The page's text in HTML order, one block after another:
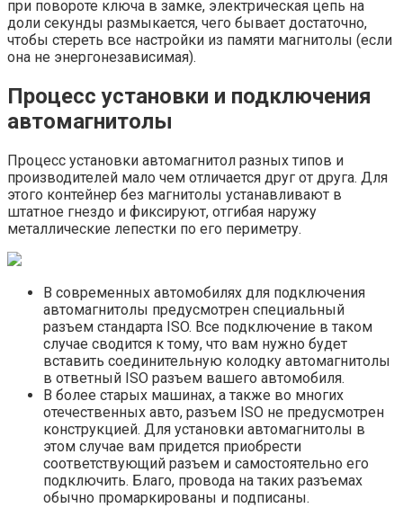
при повороте ключа в замке, электрическая цепь на
доли секунды размыкается, чего бывает достаточно,
чтобы стереть все настройки из памяти магнитолы (если
она не энергонезависимая).
Процесс установки и подключения
автомагнитолы
Процесс установки автомагнитол разных типов и
производителей мало чем отличается друг от друга. Для
этого контейнер без магнитолы устанавливают в
штатное гнездо и фиксируют, отгибая наружу
металлические лепестки по его периметру.
В современных автомобилях для подключения
автомагнитолы предусмотрен специальный
разъем стандарта ISO. Все подключение в таком
случае сводится к тому, что вам нужно будет
вставить соединительную колодку автомагнитолы
в ответный ISO разъем вашего автомобиля.
В более старых машинах, а также во многих
отечественных авто, разъем ISO не предусмотрен
конструкцией. Для установки автомагнитолы в
этом случае вам придется приобрести
соответствующий разъем и самостоятельно его
подключить. Благо, провода на таких разъемах
обычно промаркированы и подписаны.